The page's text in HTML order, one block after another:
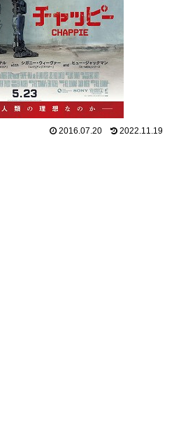
2016.07.20 2022.11.19